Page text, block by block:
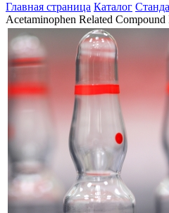
Главная страница Каталог
Acetaminophen Related Compound